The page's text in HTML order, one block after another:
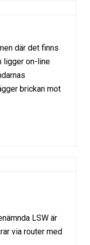
där det finns
ligger on-line
brickan mot
LSW är
via router med